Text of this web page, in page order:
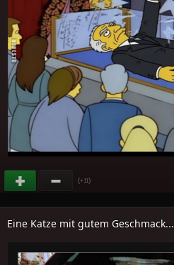
(+11)
Eine Katze mit gutem Geschmack...